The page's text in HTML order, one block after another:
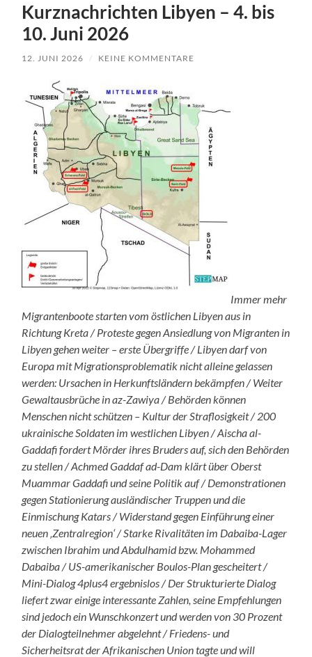
Kurznachrichten Libyen – 4. bis
10. Juni 2026
12. JUNI 2026 / KEINE KOMMENTARE
Immer mehr
Migrantenboote starten vom östlichen Libyen aus in
Richtung Kreta / Proteste gegen Ansiedlung von Migranten in
Libyen gehen weiter – erste Übergriffe / Libyen darf von
Europa mit Migrationsproblematik nicht alleine gelassen
werden: Ursachen in Herkunftsländern bekämpfen / Weiter
Gewaltausbrüche in az-Zawiya / Behörden können
Menschen nicht schützen – Kultur der Straflosigkeit / 200
ukrainische Soldaten im westlichen Libyen / Aischa al-
Gaddafi fordert Mörder ihres Bruders auf, sich den Behörden
zu stellen / Achmed Gaddaf ad-Dam klärt über Oberst
Muammar Gaddafi und seine Politik auf / Demonstrationen
gegen Stationierung ausländischer Truppen und die
Einmischung Katars / Widerstand gegen Einführung einer
neuen ‚Zentralregion‘ / Starke Rivalitäten im Dabaiba-Lager
zwischen Ibrahim und Abdulhamid bzw. Mohammed
Dabaiba / US-amerikanischer Boulos-Plan gescheitert /
Mini-Dialog 4plus4 ergebnislos / Der Strukturierte Dialog
liefert zwar einige interessante Zahlen, seine Empfehlungen
sind jedoch ein Wunschkonzert und werden von 30 Prozent
der Dialogteilnehmer abgelehnt / Friedens- und
Sicherheitsrat der Afrikanischen Union tagte und will